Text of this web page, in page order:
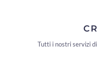
Tutti i nostri servizi